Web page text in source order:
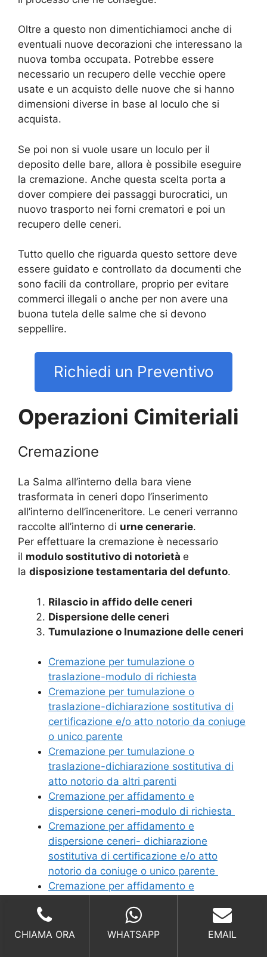
Oltre a questo non dimentichiamoci anche di
eventuali nuove decorazioni che interessano la
nuova tomba occupata. Potrebbe essere
necessario un recupero delle vecchie opere
usate e un acquisto delle nuove che si hanno
dimensioni diverse in base al loculo che si
acquista.
Se poi non si vuole usare un loculo per il
deposito delle bare, allora è possibile eseguire
la cremazione. Anche questa scelta porta a
dover compiere dei passaggi burocratici, un
nuovo trasporto nei forni crematori e poi un
recupero delle ceneri.
Tutto quello che riguarda questo settore deve
essere guidato e controllato da documenti che
sono facili da controllare, proprio per evitare
commerci illegali o anche per non avere una
buona tutela delle salme che si devono
seppellire.
Richiedi un Preventivo
Operazioni Cimiteriali
Cremazione
La Salma all’interno della bara viene
trasformata in ceneri dopo l’inserimento
all’interno dell’inceneritore. Le ceneri verranno
raccolte all’interno di urne cenerarie.
Per effettuare la cremazione è necessario
il modulo sostitutivo di notorietà e
la disposizione testamentaria del defunto.
Rilascio in affido delle ceneri
Dispersione delle ceneri
Tumulazione o Inumazione delle ceneri
Cremazione per tumulazione o
traslazione-modulo di richiesta
Cremazione per tumulazione o
traslazione-dichiarazione sostitutiva di
certificazione e/o atto notorio da coniuge
o unico parente
Cremazione per tumulazione o
traslazione-dichiarazione sostitutiva di
atto notorio da altri parenti
Cremazione per affidamento e
dispersione ceneri-modulo di richiesta
Cremazione per affidamento e
dispersione ceneri- dichiarazione
sostitutiva di certificazione e/o atto
notorio da coniuge o unico parente
Cremazione per affidamento e
sostitutiva di atto notorio da altri parenti
CHIAMA ORA WHATSAPP EMAIL